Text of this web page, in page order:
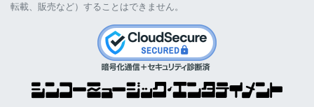
転載、販売など）することはできません。